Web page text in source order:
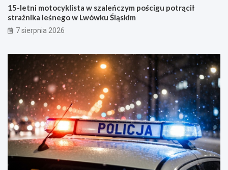
15-letni motocyklista w szaleńczym pościgu potrącił
strażnika leśnego w Lwówku Śląskim
7 sierpnia 2026